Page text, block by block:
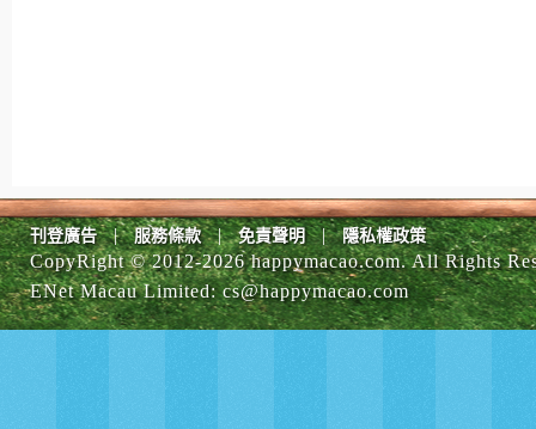
刊登廣告 | 服務條款 | 免責聲明 | 隱私權政策
CopyRight © 2012-2026 happymacao.com. All Rights
ENet Macau Limited:cs@happymacao.com